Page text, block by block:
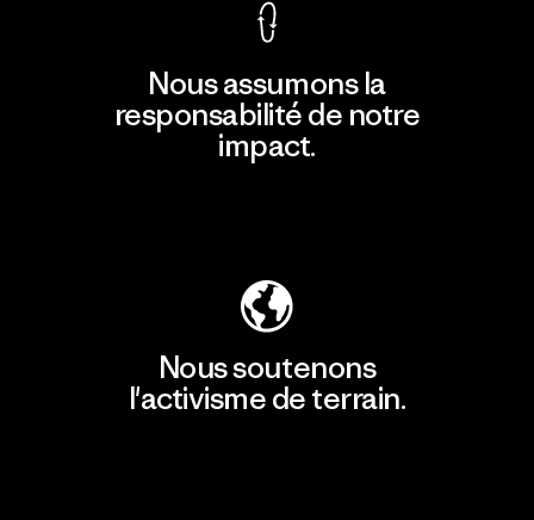
Nous assumons la
responsabilité de notre
impact.
Nous soutenons
l'activisme de terrain.